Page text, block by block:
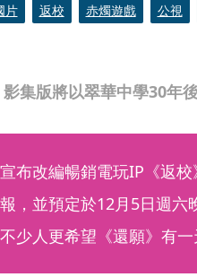
影集版將以翠華中學30年
片 返校 赤燭遊戲 公視
布改編暢銷電玩IP《返
，並預定於12月5日週六
少人更希望《還願》有一